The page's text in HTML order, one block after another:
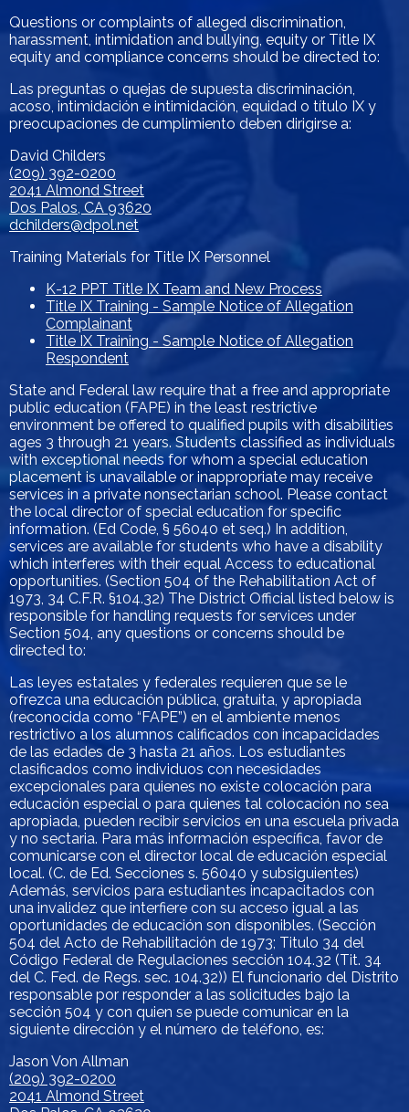
Questions or complaints of alleged discrimination,
harassment, intimidation and bullying, equity or Title IX
equity and compliance concerns should be directed to:
Las preguntas o quejas de supuesta discriminación,
acoso, intimidación e intimidación, equidad o título IX y
preocupaciones de cumplimiento deben dirigirse a:
David Childers
(209) 392-0200
2041 Almond Street
Dos Palos, CA 93620
dchilders@dpol.net
Training Materials for Title IX Personnel
K-12 PPT Title IX Team and New Process
Title IX Training - Sample Notice of Allegation
Complainant
Title IX Training - Sample Notice of Allegation
Respondent
State and Federal law require that a free and appropriate
public education (FAPE) in the least restrictive
environment be offered to qualified pupils with disabilities
ages 3 through 21 years. Students classified as individuals
with exceptional needs for whom a special education
placement is unavailable or inappropriate may receive
services in a private nonsectarian school. Please contact
the local director of special education for specific
information. (Ed Code, § 56040 et seq.) In addition,
services are available for students who have a disability
which interferes with their equal Access to educational
opportunities. (Section 504 of the Rehabilitation Act of
1973, 34 C.F.R. §104.32) The District Official listed below is
responsible for handling requests for services under
Section 504, any questions or concerns should be
directed to:
Las leyes estatales y federales requieren que se le
ofrezca una educación pública, gratuita, y apropiada
(reconocida como “FAPE”) en el ambiente menos
restrictivo a los alumnos calificados con incapacidades
de las edades de 3 hasta 21 años. Los estudiantes
clasificados como individuos con necesidades
excepcionales para quienes no existe colocación para
educación especial o para quienes tal colocación no sea
apropiada, pueden recibir servicios en una escuela privada
y no sectaria. Para más información específica, favor de
comunicarse con el director local de educación especial
local. (C. de Ed. Secciones s. 56040 y subsiguientes)
Además, servicios para estudiantes incapacitados con
una invalidez que interfiere con su acceso igual a las
oportunidades de educación son disponibles. (Sección
504 del Acto de Rehabilitación de 1973; Titulo 34 del
Código Federal de Regulaciones sección 104.32 (Tit. 34
del C. Fed. de Regs. sec. 104.32)) El funcionario del Distrito
responsable por responder a las solicitudes bajo la
sección 504 y con quien se puede comunicar en la
siguiente dirección y el número de teléfono, es:
Jason Von Allman
(209) 392-0200
2041 Almond Street